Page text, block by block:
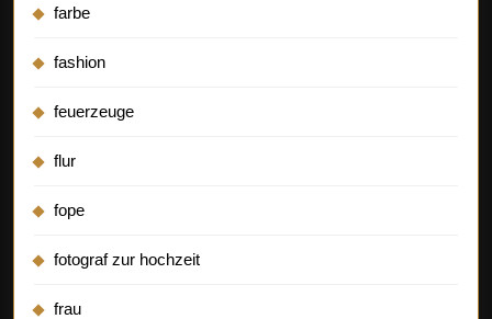
farbe
fashion
feuerzeuge
flur
fope
fotograf zur hochzeit
frau